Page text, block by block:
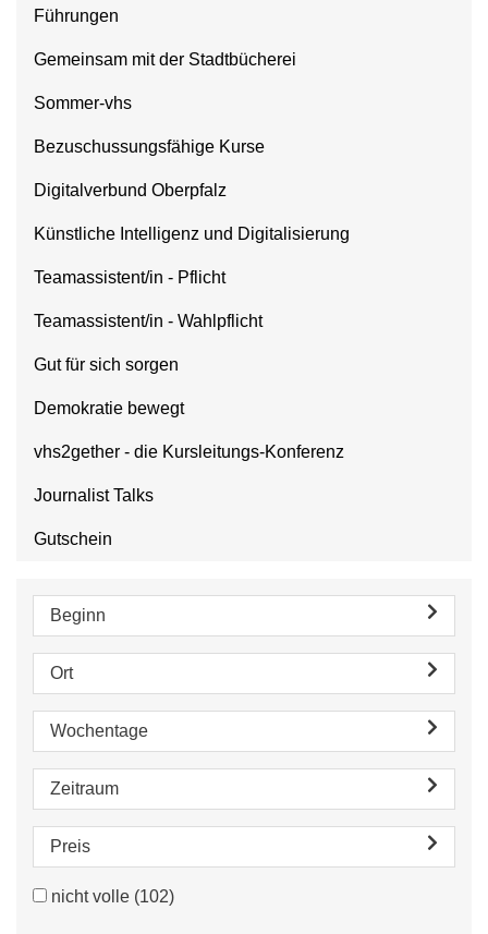
Führungen
Gemeinsam mit der Stadtbücherei
Sommer-vhs
Bezuschussungsfähige Kurse
Digitalverbund Oberpfalz
Künstliche Intelligenz und Digitalisierung
Teamassistent/in - Pflicht
Teamassistent/in - Wahlpflicht
Gut für sich sorgen
Demokratie bewegt
vhs2gether - die Kursleitungs-Konferenz
Journalist Talks
Gutschein
Beginn
Ort
Wochentage
Zeitraum
Preis
nicht volle (102)